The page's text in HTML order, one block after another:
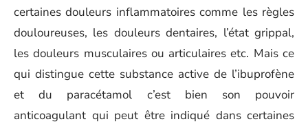
certaines douleurs inflammatoires comme les règles
douloureuses, les douleurs dentaires, l’état grippal,
les douleurs musculaires ou articulaires etc. Mais ce
qui distingue cette substance active de l’ibuprofène
et du paracétamol c’est bien son pouvoir
anticoagulant qui peut être indiqué dans certaines